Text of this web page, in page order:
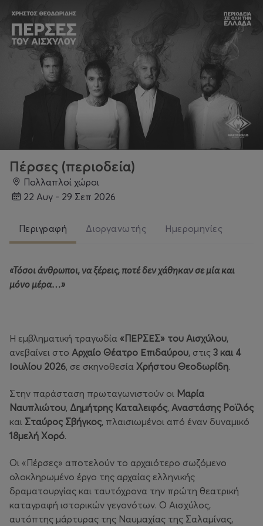
Πέρσες (περιοδεία)
Πολλαπλοί χώροι
22 Αυγ - 29 Σεπ 2026
Περιγραφή Διοργανωτής Ημερομηνίες
«Τόσοι άνθρωποι, να ξέρεις, ποτέ δεν χάθηκαν σε μία και
μόνο μέρα…»
Η εμβληματική τραγωδία «ΠΕΡΣΕΣ» του Αισχύλου,
ανεβαίνει στο Αρχαίο Θέατρο Επιδαύρου, στις 3 και 4
Ιουλίου 2026, σε σκηνοθεσία Χρήστου Θεοδωρίδη.
Στην παράσταση πρωταγωνιστούν οι Μαρία
Ναυπλιώτου, Δημήτρης Καταλειφός, Αναστάσης Ροϊλός
και Σταύρος Σβήγκος, πλαισιωμένοι από έναν δυναμικό
18μελή Χορό.
Οι «Πέρσες» αποτελούν το αρχαιότερο σωζόμενο
ολοκληρωμένο έργο της αρχαίας ελληνικής
δραματουργίας και ταυτόχρονα την πρώτη θεατρική
καταγραφή ιστορικών γεγονότων. Ο Αισχύλος,
αυτόπτης μάρτυρας της Ναυμαχίας της Σαλαμίνας,